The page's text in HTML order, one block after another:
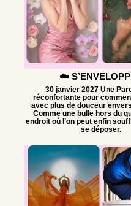
☁️
30 janvier 2027 Une
réconfortante pour
avec plus de douceur
Comme une bulle hors du
endroit où l’on peut enfin
se déposer.